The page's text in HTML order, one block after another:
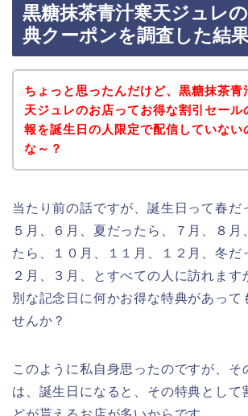
黒糖抹茶青汁寒天ジュレ
典クーポンを調査した結果
ちょっと思ったんだけど、黒糖抹茶青
天ジュレのお店ってお得な割引セール
報を誕生日の人限定で配信していない
な～？
当たり前の話ですが、誕生日って春だ
５月、６月、夏だったら、７月、８月
たら、１０月、１１月、１２月、冬だ
２月、３月、とすべての人に訪れます
別な記念日に何かお得な特典があって
せんか？
このように私自身思ったのですが、そ
は、誕生日になると、その特典として